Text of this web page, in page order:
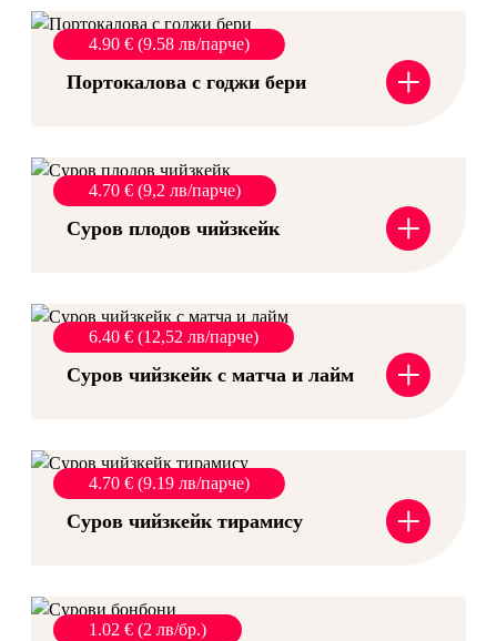
Портокалова с годжи бери +
4.90 € (9.58 лв/парче)
Суров плодов чийзкейк +
4.70 € (9,2 лв/парче)
Суров чийзкейк с матча и лайм +
6.40 € (12,52 лв/парче)
Суров чийзкейк тирамису +
4.70 € (9.19 лв/парче)
1.02 € (2 лв/бр.)